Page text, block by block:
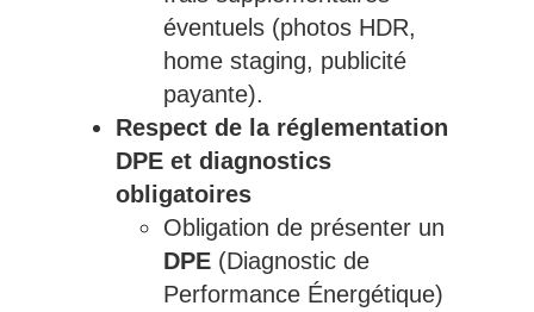
éventuels (photos HDR,
home staging, publicité
payante).
Respect de la réglementation
DPE et diagnostics
obligatoires
Obligation de présenter un
DPE(Diagnostic de
Performance Énergétique)